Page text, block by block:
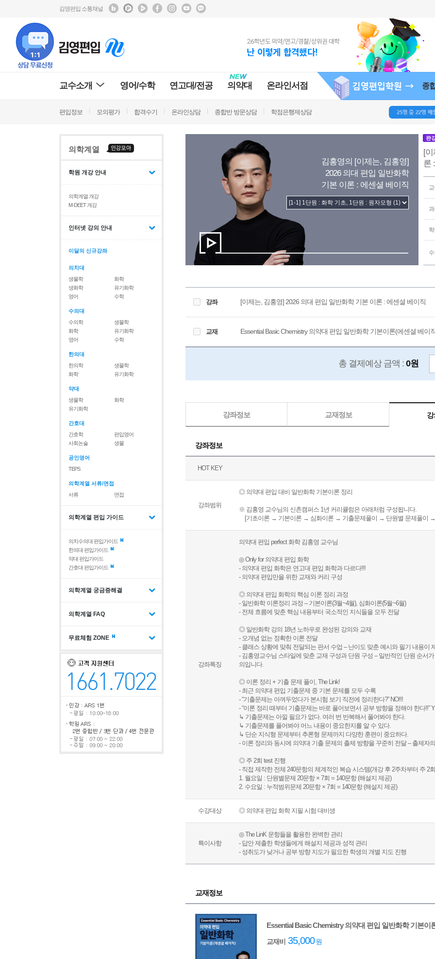
김영편입 소통채널
교수소개 영어/수학 연고대/전공 의약대 온라인서점 종
편입정보 모의평가 합격수기 온라인상담 종합반 방문상담 학점은행제상담
의학계열
학원 개강 안내
의학계열 개강
M·DEET 개강
인터넷 강의 안내
이달의 신규강좌
의치대
생물학
화학
생화학
유기화학
영어
수학
수의대
수의학
생물학
화학
유기화학
영어
수학
한의대
한의학
생물학
화학
유기화학
약대
생물학
화학
유기화학
간호대
간호학
편입영어
사회논술
생물
공인영어
TEPS
의학계열 서류/면접
서류
면접
의학계열 편입 가이드
의치수의대 편입가이드
한의대 편입가이드
약대 편입가이드
간호대 편입가이드
의학계열 궁금증해결
의학계열 FAQ
무료체험 ZONE
김홍영의 [이제는, 김홍영]
2026 의대 편입 일반화학
기본 이론 : 에센셜 베이직
완
[
론
강좌 [이제는, 김홍영] 2026 의대 편입 일반화학 기본 이론 : 에센셜 베이직
교재 Essential Basic Chemistry 의약대 편입 일반화학 기본이론(에센셜 베이
총 결제예상 금액 : 0원
강좌정보 교재정보
강좌정보
HOT KEY
강좌범위
◎ 의약대 편입 대비 일반화학 기본이론 정리
※ 김홍영 교수님의 신촌캠퍼스 1년 커리큘럼은 아래처럼 구성됩니다.
[기초이론 → 기본이론 → 심화이론 → 기출문제풀이 → 단원별 문제풀이 →
강좌특징
의약대 편입 perfect 화학 김홍영 교수님
◎ Only for 의약대 편입 화학
- 의약대 편입 화학은 연고대 편입 화학과 다르다!!!
- 의약대 편입만을 위한 교재와 커리 구성
◎ 의약대 편입 화학의 핵심 이론 정리 과정
- 일반화학 이론정리 과정 – 기본이론(3월~4월), 심화이론(5월~6월)
- 전체 흐름에 맞춘 핵심 내용부터 국소적인 지식들을 모두 전달
◎ 일반화학 강의 18년 노하우로 완성된 강의와 교재
- 오개념 없는 정확한 이론 전달
- 클래스 상황에 맞춰 전달되는 판서 수업 – 난이도 맞춘 예시와 필기 내용이
- 김홍영교수님 스타일에 맞춘 교재 구성과 단원 구성 – 일반적인 단원 순서
의입니다.
◎ 이론 정리 + 기출 문제 풀이, The Link!
- 최근 의약대 편입 기출문제 중 기본 문제를 모두 수록
- “기출문제는 아껴두었다가 본시험 보기 직전에 정리한다?” NO!!!
- “이론 정리 때부터 기출문제는 바로 풀어보면서 공부 방향을 정해야 한다!!”
↳ 기출문제는 아낄 필요가 없다. 여러 번 반복해서 풀어봐야 한다.
↳ 기출문제를 풀어봐야 어느 내용이 중요한지를 알 수 있다.
↳ 단순 지식형 문제부터 추론형 문제까지 다양한 훈련이 중요하다.
- 이론 정리와 동시에 의약대 기출 문제의 출제 방향을 꾸준히 전달 – 출제자
◎ 주 2회 test 진행
- 직접 제작한 전체 240문항의 체계적인 복습 시스템(개강 후 2주차부터 주 2
1. 월요일 : 단원별문제 20문항 × 7회 = 140문항 (해설지 제공)
2. 수요일 : 누적범위문제 20문항 × 7회 = 140문항 (해설지 제공)
수강대상 ◎ 의약대 편입 화학 지필 시험 대비생
특이사항
◎ The LinK 문항들을 활용한 완벽한 관리
- 답안 제출한 학생들에게 해설지 제공과 성적 관리
- 성취도가 낮거나 공부 방향 지도가 필요한 학생의 개별 지도 진행
교재정보
Essential Basic Chemistry 의약대 편입 일반화학 기본이
교재비 35,000원